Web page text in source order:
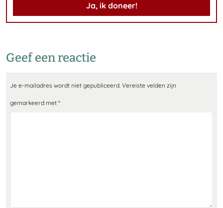
Ja, ik doneer!
Geef een reactie
Je e-mailadres wordt niet gepubliceerd. Vereiste velden zijn
gemarkeerd met *